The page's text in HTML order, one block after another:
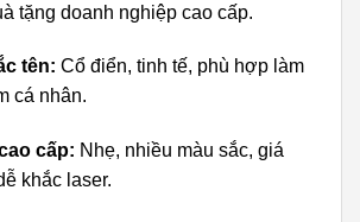
tặng doanh nghiệp cao cấp.
tên: Cổ điển, tinh tế, phù hợp làm
cá nhân.
cấp: Nhẹ, nhiều màu sắc, giá
khắc laser.